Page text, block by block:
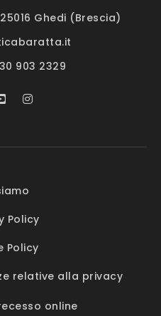
Ghedi (Brescia)
903 2329
Policy
Policy
relative alla privacy
online